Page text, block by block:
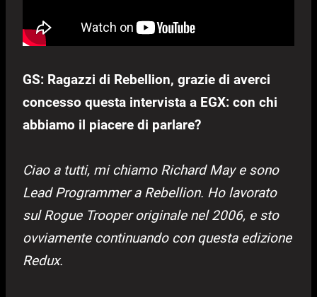
GS: Ragazzi di Rebellion, grazie di averci
concesso questa intervista a EGX: con chi
abbiamo il piacere di parlare?
Ciao a tutti, mi chiamo Richard May e sono
Lead Programmer a Rebellion. Ho lavorato
sul Rogue Trooper originale nel 2006, e sto
ovviamente continuando con questa edizione
Redux.